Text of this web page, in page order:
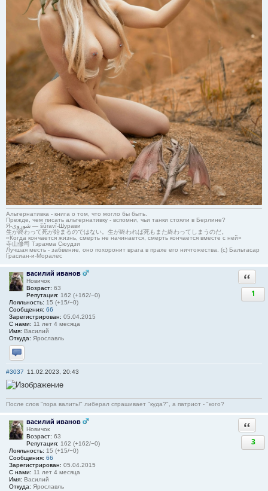
Альтернативка - книга о том, что могло бы быть.
Прежде, чем писать альтернативку - вспомни, чьи танки стояли в Берлине?
Я-شوروی — šûravî-Шурави
生が終わって死が始まるのではない。生が終われば死もまた終わってしまうのだ。
«Когда кончается жизнь, смерть не начинается, смерть кончается вместе с ней»
寺山修司 Тэраяма Сюудзи
Лучшая месть - забвение, оно похоронит врага в прахе его ничтожества. (с) Бальтасар
Грасиан-и-Моралес
василий иванов
Новичок
Возраст: 63
Репутация: 162 (+162/−0)
Лояльность: 15 (+15/−0)
Сообщения: 66
Зарегистрирован: 05.04.2015
С нами: 11 лет 4 месяца
Имя: Василий
Откуда: Ярославль
Отправить личное сообщение
1
#3037 11.02.2023, 20:43
После слов "пора валить!" либерал спрашивает "куда?", а патриот - "кого?
василий иванов
Новичок
Возраст: 63
Репутация: 162 (+162/−0)
Лояльность: 15 (+15/−0)
Сообщения: 66
Зарегистрирован: 05.04.2015
С нами: 11 лет 4 месяца
Имя: Василий
Откуда: Ярославль
3